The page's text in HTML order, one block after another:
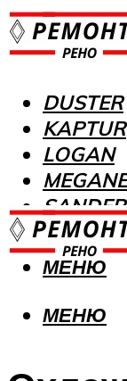
DUSTER
KAPTUR
LOGAN
MEGANE
МЕНЮ
МЕНЮ